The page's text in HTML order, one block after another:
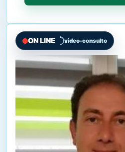
ON LINE video-consulto